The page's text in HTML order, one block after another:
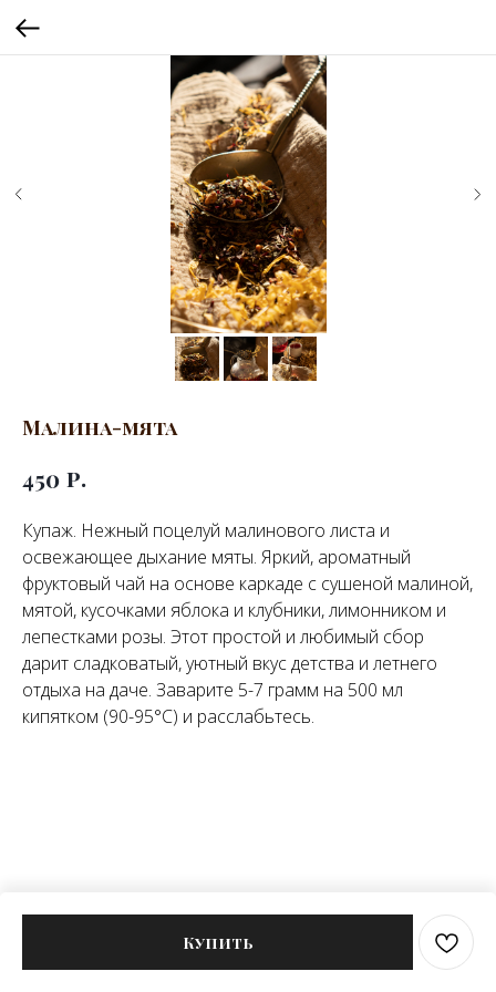
Малина-мята
450 р.
Купить
Купаж. Нежный поцелуй малинового листа и
освежающее дыхание мяты. Яркий, ароматный
фруктовый чай на основе каркаде с сушеной малиной,
мятой, кусочками яблока и клубники, лимонником и
лепестками розы. Этот простой и любимый сбор
дарит сладковатый, уютный вкус детства и летнего
отдыха на даче. Заварите 5-7 грамм на 500 мл
кипятком (90-95°C) и расслабьтесь.